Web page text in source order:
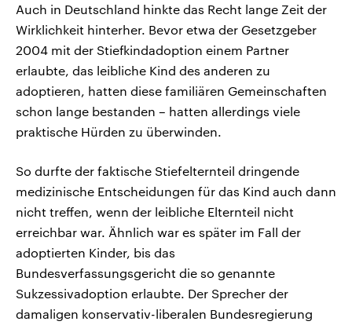
Auch in Deutschland hinkte das Recht lange Zeit der
Wirklichkeit hinterher. Bevor etwa der Gesetzgeber
2004 mit der Stiefkindadoption einem Partner
erlaubte, das leibliche Kind des anderen zu
adoptieren, hatten diese familiären Gemeinschaften
schon lange bestanden – hatten allerdings viele
praktische Hürden zu überwinden.
So durfte der faktische Stiefelternteil dringende
medizinische Entscheidungen für das Kind auch dann
nicht treffen, wenn der leibliche Elternteil nicht
erreichbar war. Ähnlich war es später im Fall der
adoptierten Kinder, bis das
Bundesverfassungsgericht die so genannte
Sukzessivadoption erlaubte. Der Sprecher der
damaligen konservativ-liberalen Bundesregierung